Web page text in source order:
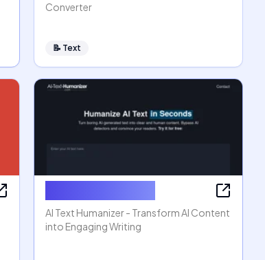
Converter
📝 Text
AI Text Humanizer - Transform AI Content
into Engaging Writing